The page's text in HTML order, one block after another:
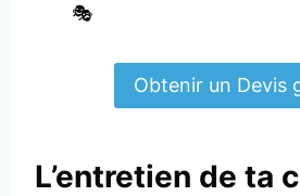
🎭
Obtenir un Devis
L’entretien de ta